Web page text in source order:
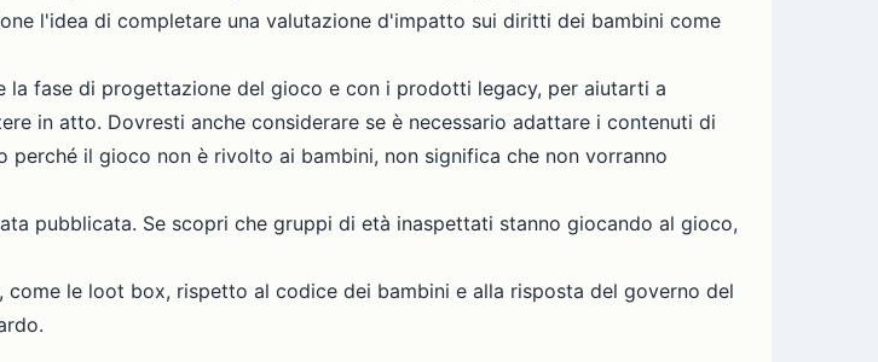
l'idea di completare una valutazione d'impatto sui diritti dei bambini come
fase di progettazione del gioco e con i prodotti legacy, per aiutarti a
in atto. Dovresti anche considerare se è necessario adattare i contenuti di
il gioco non è rivolto ai bambini, non significa che non vorranno
pubblicata. Se scopri che gruppi di età inaspettati stanno giocando al gioco,
le loot box, rispetto al codice dei bambini e alla risposta del governo del